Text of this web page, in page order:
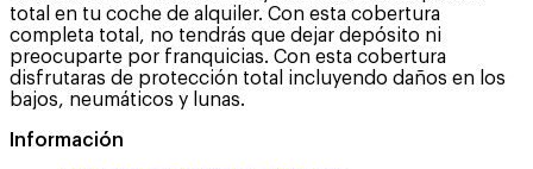
total en tu coche de alquiler. Con esta cobertura
completa total, no tendrás que dejar depósito ni
preocuparte por franquicias. Con esta cobertura
disfrutaras de protección total incluyendo daños en los
bajos, neumáticos y lunas.
Información